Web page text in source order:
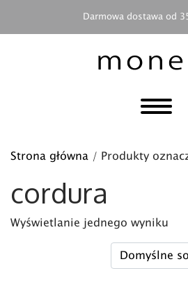
Strona główna / Produkty
cordura
Wyświetlanie jednego wyniku
Darmowa dostawa od